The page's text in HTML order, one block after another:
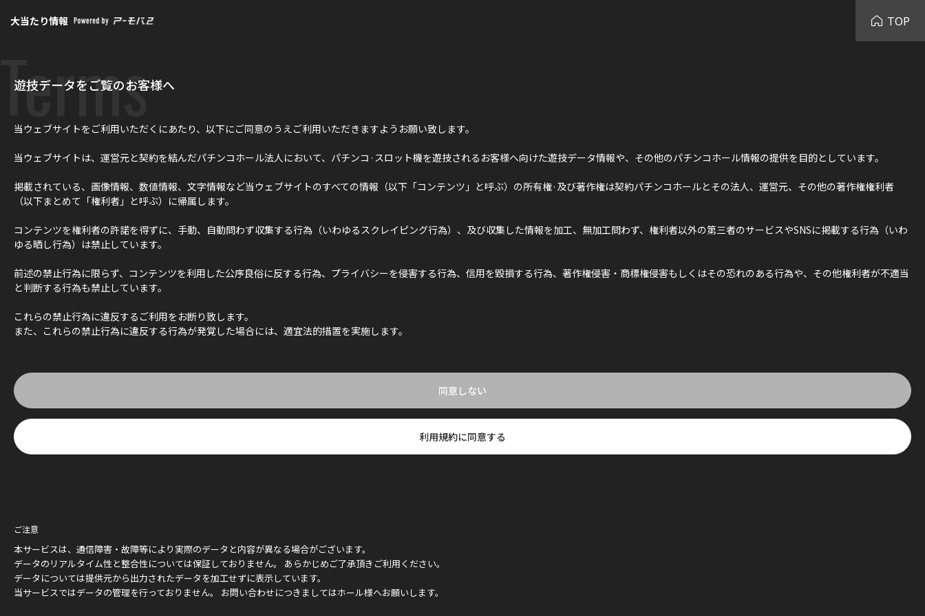
大当たり情報 TOP
Terms
遊技データをご覧のお客様へ
当ウェブサイトをご利用いただくにあたり、以下にご同意のうえご利用いただきますようお願い致します。
当ウェブサイトは、運営元と契約を結んだパチンコホール法人において、パチンコ·スロット機を遊技されるお客様へ向けた遊技データ情報や、その他のパチンコホール情報の提供を目的としています。
掲載されている、画像情報、数値情報、文字情報など当ウェブサイトのすべての情報（以下「コンテンツ」と呼ぶ）の所有権·及び著作権は契約パチンコホールとその法人、運営元、その他の著作権権利者
（以下まとめて「権利者」と呼ぶ）に帰属します。
コンテンツを権利者の許諾を得ずに、手動、自動問わず収集する行為（いわゆるスクレイピング行為）、及び収集した情報を加工、無加工問わず、権利者以外の第三者のサービスやSNSに掲載する行為（いわ
ゆる晒し行為）は禁止しています。
前述の禁止行為に限らず、コンテンツを利用した公序良俗に反する行為、プライバシーを侵害する行為、信用を毀損する行為、著作権侵害・商標権侵害もしくはその恐れのある行為や、その他権利者が不適当
と判断する行為も禁止しています。
これらの禁止行為に違反するご利用をお断り致します。
また、これらの禁止行為に違反する行為が発覚した場合には、適宜法的措置を実施します。
同意しない
利用規約に同意する
ご注意
本サービスは、通信障害・故障等により実際のデータと内容が異なる場合がございます。
データのリアルタイム性と整合性については保証しておりません。 あらかじめご了承頂きご利用ください。
データについては提供元から出力されたデータを加工せずに表示しています。
当サービスではデータの管理を行っておりません。 お問い合わせにつきましてはホール様へお願いします。